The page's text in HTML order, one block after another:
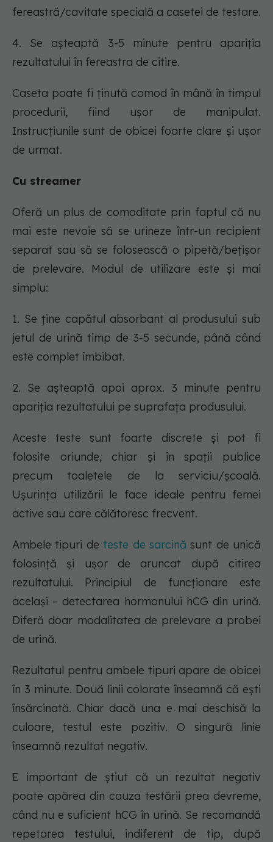
fereastră/cavitate specială a casetei de testare.
4. Se așteaptă 3-5 minute pentru apariția
rezultatului în fereastra de citire.
Caseta poate fi ținută comod în mână în timpul
procedurii, fiind ușor de manipulat.
Instrucțiunile sunt de obicei foarte clare și ușor
de urmat.
Cu streamer
Oferă un plus de comoditate prin faptul că nu
mai este nevoie să se urineze într-un recipient
separat sau să se folosească o pipetă/bețișor
de prelevare. Modul de utilizare este și mai
simplu:
1. Se ține capătul absorbant al produsului sub
jetul de urină timp de 3-5 secunde, până când
este complet îmbibat.
2. Se așteaptă apoi aprox. 3 minute pentru
apariția rezultatului pe suprafața produsului.
Aceste teste sunt foarte discrete și pot fi
folosite oriunde, chiar și în spații publice
precum toaletele de la serviciu/școală.
Ușurința utilizării le face ideale pentru femei
active sau care călătoresc frecvent.
Ambele tipuri deteste de sarcină sunt de unică
folosință și ușor de aruncat după citirea
rezultatului. Principiul de funcționare este
același – detectarea hormonului hCG din urină.
Diferă doar modalitatea de prelevare a probei
de urină.
Rezultatul pentru ambele tipuri apare de obicei
în 3 minute. Două linii colorate înseamnă că ești
însărcinată. Chiar dacă una e mai deschisă la
culoare, testul este pozitiv. O singură linie
înseamnă rezultat negativ.
E important de știut că un rezultat negativ
poate apărea din cauza testării prea devreme,
când nu e suficient hCG în urină. Se recomandă
repetarea testului, indiferent de tip, după